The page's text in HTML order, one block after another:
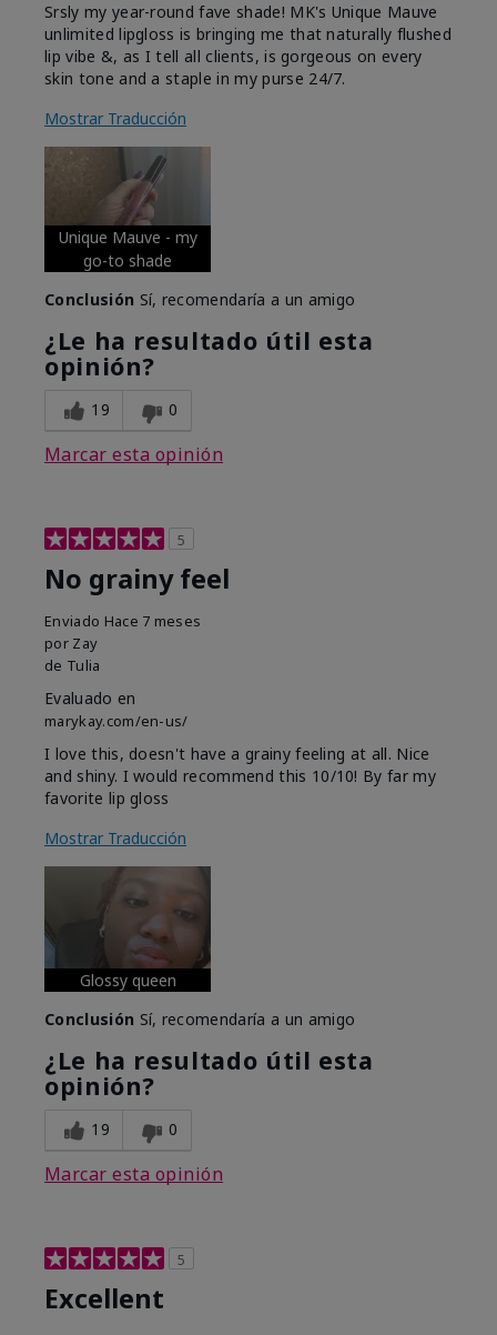
Srsly my year-round fave shade! MK's Unique Mauve
unlimited lipgloss is bringing me that naturally flushed
lip vibe &, as I tell all clients, is gorgeous on every
skin tone and a staple in my purse 24/7.
Mostrar Traducción
Unique Mauve - my
go-to shade
Conclusión Sí, recomendaría a un amigo
¿Le ha resultado útil esta
opinión?
19 0
Marcar esta opinión
5
No grainy feel
Enviado Hace 7 meses
por Zay
de Tulia
Evaluado en
marykay.com/en-us/
I love this, doesn't have a grainy feeling at all. Nice
and shiny. I would recommend this 10/10! By far my
favorite lip gloss
Mostrar Traducción
Glossy queen
Conclusión Sí, recomendaría a un amigo
¿Le ha resultado útil esta
opinión?
19 0
Marcar esta opinión
5
Excellent